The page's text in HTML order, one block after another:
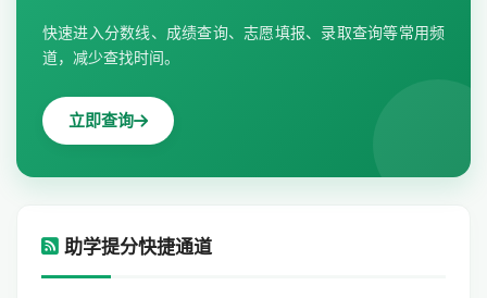
快速进入分数线、成绩查询、志愿填报、录取查询等常用频
道，减少查找时间。
立即查询
助学提分快捷通道